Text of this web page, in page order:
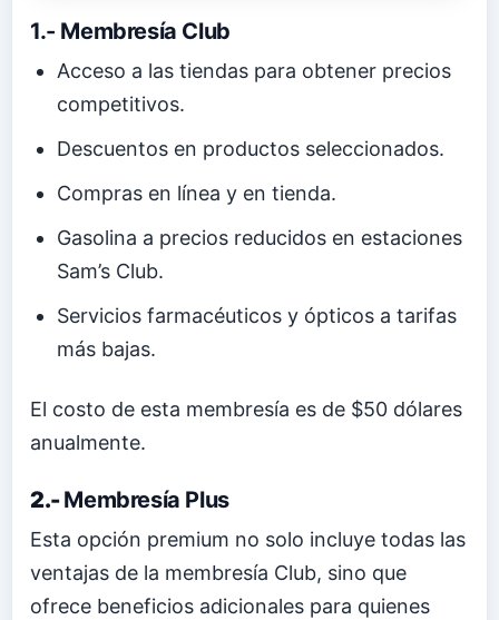
1.- Membresía Club
Acceso a las tiendas para obtener precios
competitivos.
Descuentos en productos seleccionados.
Compras en línea y en tienda.
Gasolina a precios reducidos en estaciones
Sam’s Club.
Servicios farmacéuticos y ópticos a tarifas
más bajas.
El costo de esta membresía es de $50 dólares
anualmente.
2.-Membresía Plus
Esta opción premium no solo incluye todas las
ventajas de la membresía Club, sino que
ofrece beneficios adicionales para quienes